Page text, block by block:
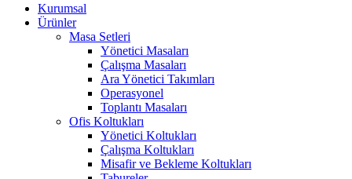
Kurumsal
Ürünler
Masa Setleri
Yönetici Masaları
Çalışma Masaları
Ara Yönetici Takımları
Operasyonel
Toplantı Masaları
Ofis Koltukları
Yönetici Koltukları
Çalışma Koltukları
Misafir ve Bekleme Koltukları